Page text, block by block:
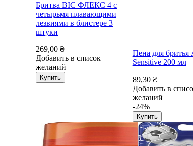
Бритва BIC ФЛЕКС 4 с
четырьмя плавающими
лезвиями в блистере 3
штуки
269,00 ₴
Добавить в список
желаний
Купить
Пена для бритья
Sensitive 200 мл
89,30 ₴
Добавить в
желаний
-24%
Купить